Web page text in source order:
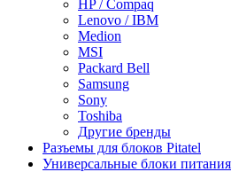
HP / Compaq
Lenovo / IBM
Medion
MSI
Packard Bell
Samsung
Sony
Toshiba
Другие бренды
Разъемы для блоков Pitatel
Универсальные блоки питания